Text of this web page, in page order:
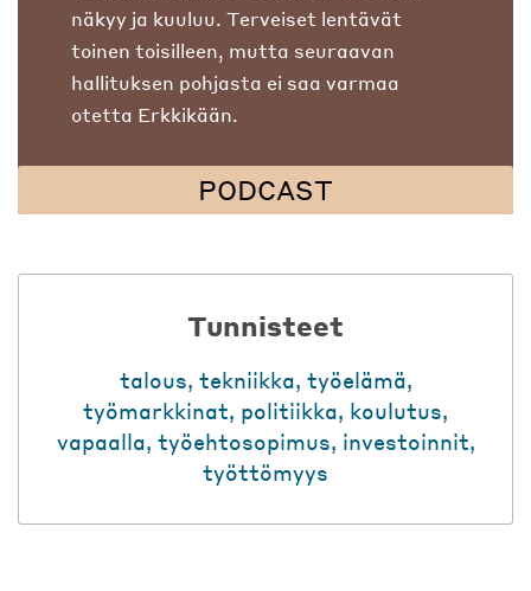
näkyy ja kuuluu. Terveiset lentävät
toinen toisilleen, mutta seuraavan
hallituksen pohjasta ei saa varmaa
otetta Erkkikään.
PODCAST
Tunnisteet
talous, tekniikka, työelämä,
työmarkkinat, politiikka, koulutus,
vapaalla, työehtosopimus, investoinnit,
työttömyys